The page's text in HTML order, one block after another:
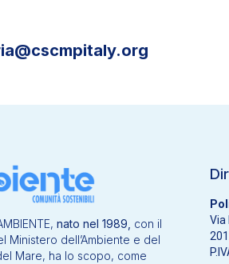
nato nel 1989, con il
Ministero dell’Ambiente e del
Mare, ha lo scopo, come
Via